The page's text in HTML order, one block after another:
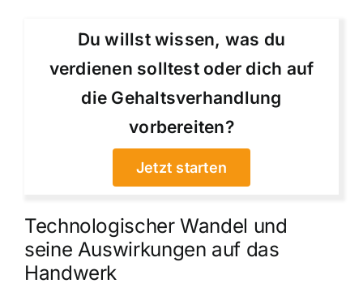
Du willst wissen, was du
verdienen solltest oder dich auf
die Gehaltsverhandlung
vorbereiten?
Jetzt starten
Technologischer Wandel und
seine Auswirkungen auf das
Handwerk